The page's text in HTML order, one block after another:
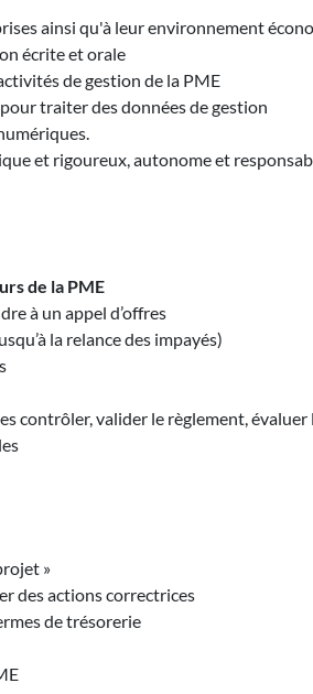
ainsi qu'à leur environnement
écrite et orale
de gestion de la PME
traiter des données de gestion
et rigoureux, autonome et
de la PME
à un appel d’offres
la relance des impayés)
contrôler, valider le règlement,
»
des actions correctrices
de trésorerie